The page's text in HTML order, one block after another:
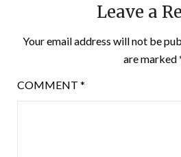
Leave a
Your email address will not be
are marked
COMMENT *